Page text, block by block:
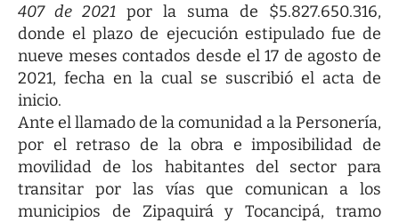
407 de 2021 por la suma de $5.827.650.316,
donde el plazo de ejecución estipulado fue de
nueve meses contados desde el 17 de agosto de
2021, fecha en la cual se suscribió el acta de
inicio.
Ante el llamado de la comunidad a la Personería,
por el retraso de la obra e imposibilidad de
movilidad de los habitantes del sector para
transitar por las vías que comunican a los
municipios de Zipaquirá y Tocancipá, tramo